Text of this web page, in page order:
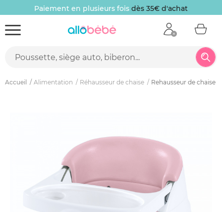
Paiement en plusieurs fois dès 35€ d'achat
Accueil Alimentation Réhausseur de chaise Rehausseur de chaise